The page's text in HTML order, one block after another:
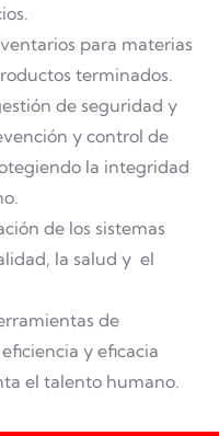
para materias
terminados.
de seguridad y
y control de
la integridad
de los sistemas
la salud y el
de
y eficacia
el talento humano.